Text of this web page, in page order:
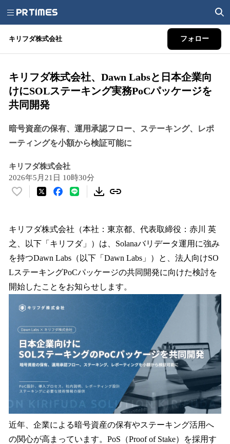
キリフダ株式会社 フォロー
キリフダ株式会社、Dawn Labsと日本企業向
けにSOLステーキング実務PoCパッケージを
共同開発
暗号資産の保有、運用承認フロー、ステーキング、レポ
ーティングを小額から検証可能に
キリフダ株式会社
2026年5月21日 10時30分
い
！
を
読
み
込
み
中
で
す
キリフダ株式会社（本社：東京都、代表取締役：赤川 英
之、以下「キリフダ」）は、Solanaバリデータ運用に強み
を持つDawn Labs（以下「Dawn Labs」）と、法人向けSO
LステーキングPoCパッケージの共同開発に向けた検討を
開始したことをお知らせします。
近年、企業による暗号資産の保有やステーキング活用へ
の関心が高まっています。PoS（Proof of Stake）を採用す